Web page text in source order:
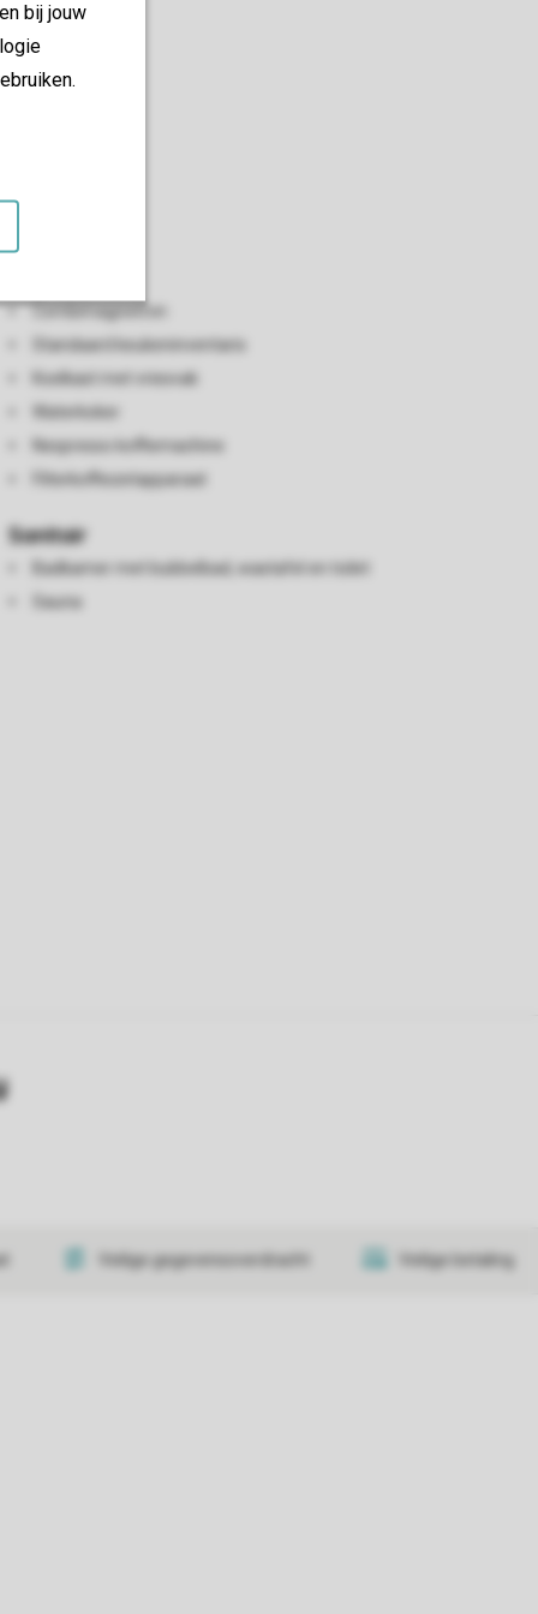
bij jouw
Keuken
Combimagnetron
Standaard keukeninventaris
Koelkast met vriesvak
Waterkoker
Nespresso koffiemachine
Filterkoffiezetapparaat
Sanitair
Badkamer met bubbelbad, wastafel en toilet
Sauna
Veilige gegevensoverdracht Veilige betaling